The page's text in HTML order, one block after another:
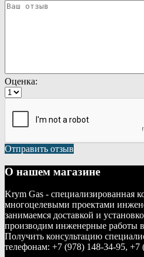
Оценка:
Отправить отзыв
О нашем магазине
Krym Gas - специализированная
многоцелевыми проектами
занимаемся доставкой и
производим инженерные работы
Получить консультацию
телефонам: +7 (978) 148-34-95, +7